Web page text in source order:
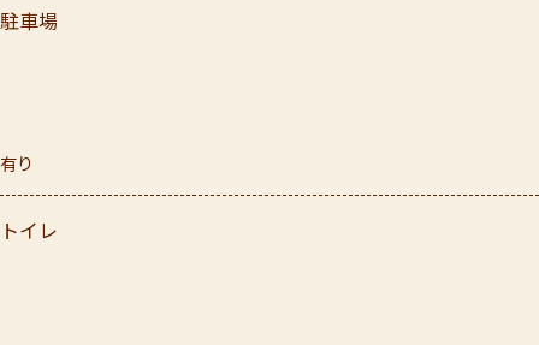
駐車場
有り
トイレ